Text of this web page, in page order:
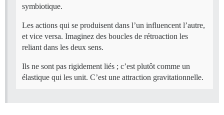
symbiotique.
Les actions qui se produisent dans l’un influencent l’autre,
et vice versa. Imaginez des boucles de rétroaction les
reliant dans les deux sens.
Ils ne sont pas rigidement liés ; c’est plutôt comme un
élastique qui les unit. C’est une attraction gravitationnelle.